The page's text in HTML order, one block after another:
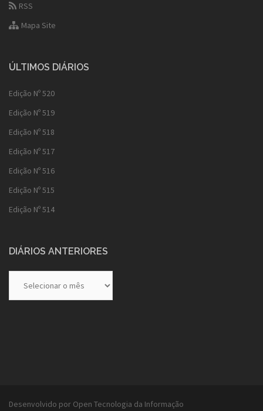
RSS
Mapa Site
ÚLTIMOS DIÁRIOS
Edição Nº 520
Edição Nº 519
Edição Nº 518
Edição Nº 517
Edição Nº 516
Edição Nº 515
Edição Nº 514
DIÁRIOS ANTERIORES
Anteriores
Desenvolvido por Open Tecnologia da Informação